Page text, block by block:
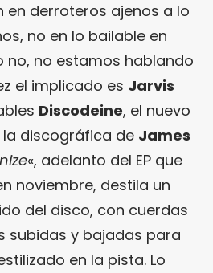
en derroteros ajenos a lo
no en lo bailable en
no, no estamos hablando
el implicado es Jarvis
Discodeine, el nuevo
discográfica de James
«, adelanto del EP que
noviembre, destila un
del disco, con cuerdas
subidas y bajadas para
en la pista. Lo